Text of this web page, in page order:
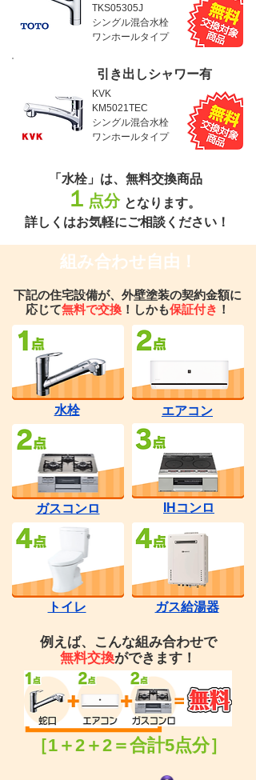
TKS05305J
シングル混合水栓
ワンホールタイプ
引き出しシャワー有
KVK
KM5021TEC
シングル混合水栓
ワンホールタイプ
「水栓」は、無料交換商品
１ 点分 となります。
詳しくはお気軽にご相談ください！
下記の住宅設備が、外壁塗装の契約金額に
応じて無料で交換 ！しかも保証付き ！
水栓
ガスコンロ
エアコン
IHコンロ
トイレ ガス給湯器
例えば、こんな組み合わせで
無料交換ができます！
［1＋2＋2＝合計5点分］
組み合わせ自由！